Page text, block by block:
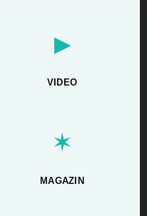
▶
VIDEO
✶
MAGAZIN